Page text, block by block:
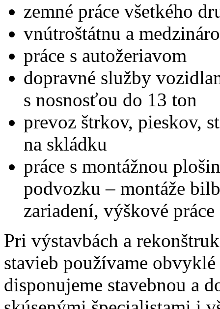
zemné práce všetkého
vnútroštátnu a
práce s autožeriavom
dopravné služby
s nosnosťou do 13 ton
prevoz štrkov, pieskov,
na skládku
práce s montážnou
podvozku – montáže
zariadení, výškové práce
Pri výstavbách a
stavieb používame
disponujeme stavebnou a